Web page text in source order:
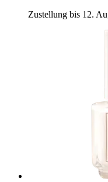
Zustellung bis 12.